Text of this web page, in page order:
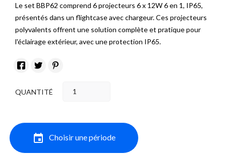
Le set BBP62 comprend 6 projecteurs 6 x 12W 6 en 1, IP65,
présentés dans un flightcase avec chargeur. Ces projecteurs
polyvalents offrent une solution complète et pratique pour
l'éclairage extérieur, avec une protection IP65.
QUANTITÉ
event Choisir une période